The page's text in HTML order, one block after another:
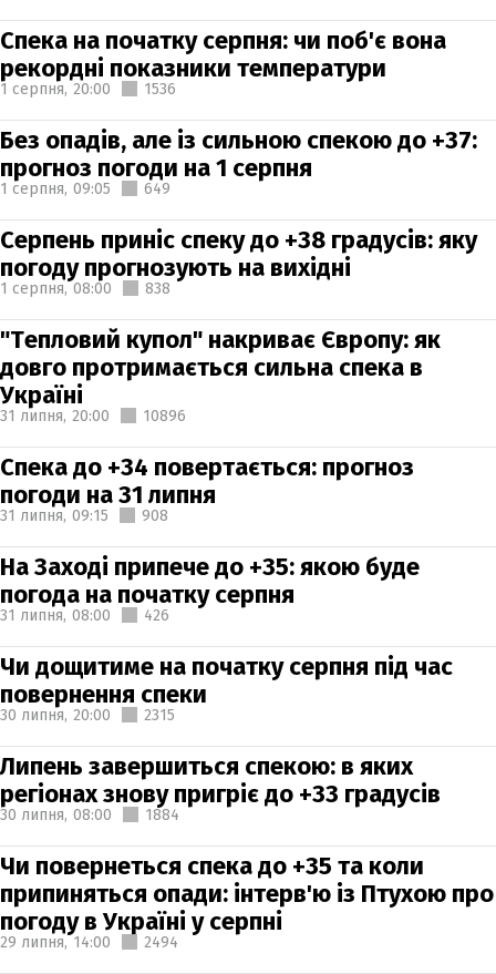
Спека на початку серпня: чи поб'є вона
рекордні показники температури
1 серпня, 20:00 1536
Без опадів, але із сильною спекою до +37:
прогноз погоди на 1 серпня
1 серпня, 09:05 649
Серпень приніс спеку до +38 градусів: яку
погоду прогнозують на вихідні
1 серпня, 08:00 838
"Тепловий купол" накриває Європу: як
довго протримається сильна спека в
Україні
31 липня, 20:00 10896
Спека до +34 повертається: прогноз
погоди на 31 липня
31 липня, 09:15 908
На Заході припече до +35: якою буде
погода на початку серпня
31 липня, 08:00 426
Чи дощитиме на початку серпня під час
повернення спеки
30 липня, 20:00 2315
Липень завершиться спекою: в яких
регіонах знову пригріє до +33 градусів
30 липня, 08:00 1884
Чи повернеться спека до +35 та коли
припиняться опади: інтерв'ю із Птухою про
погоду в Україні у серпні
29 липня, 14:00 2494